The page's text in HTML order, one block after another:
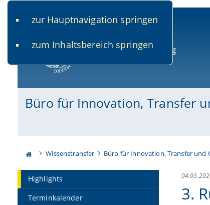
zur Hauptnavigation springen
zum Inhaltsbereich springen
Büro für Innovation, Transfer
Wissenstransfer Büro für Innovation, Transfer und
Highlights
Terminkalender
3.